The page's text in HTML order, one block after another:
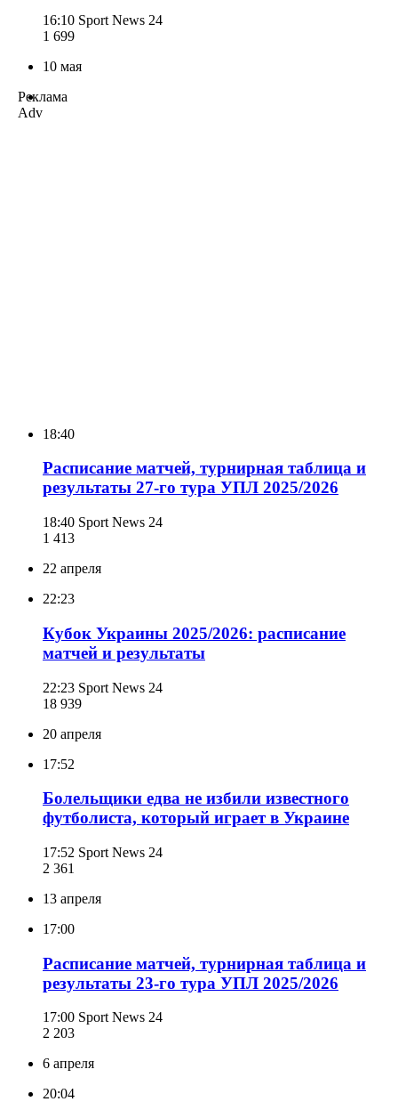
16:10 Sport News 24
1 699
10 мая
Реклама
Adv
18:40
Расписание матчей, турнирная таблица и
результаты 27-го тура УПЛ 2025/2026
18:40 Sport News 24
1 413
22 апреля
22:23
Кубок Украины 2025/2026: расписание
матчей и результаты
22:23 Sport News 24
18 939
20 апреля
17:52
Болельщики едва не избили известного
футболиста, который играет в Украине
17:52 Sport News 24
2 361
13 апреля
17:00
Расписание матчей, турнирная таблица и
результаты 23-го тура УПЛ 2025/2026
17:00 Sport News 24
2 203
6 апреля
20:04